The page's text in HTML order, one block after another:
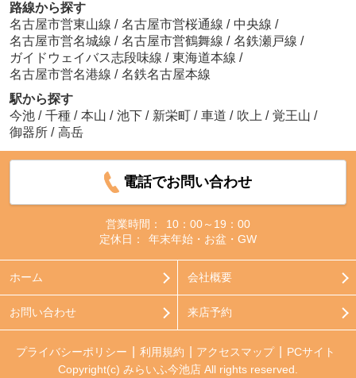
路線から探す
名古屋市営東山線 / 名古屋市営桜通線 / 中央線 /
名古屋市営名城線 / 名古屋市営鶴舞線 / 名鉄瀬戸線 /
ガイドウェイバス志段味線 / 東海道本線 /
名古屋市営名港線 / 名鉄名古屋本線
駅から探す
今池 / 千種 / 本山 / 池下 / 新栄町 / 車道 / 吹上 / 覚王山 /
御器所 / 高岳
電話でお問い合わせ
営業時間：
10：00～19：00
定休日：
年末年始・お盆・GW
ホーム 会社概要
お問い合わせ 来店予約
プライバシーポリシー 利用規約 アクセスマップ
PCサイト
Copyright(c) みらいふ今池店 All rights reserved.